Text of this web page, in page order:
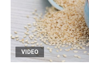
VIDEO